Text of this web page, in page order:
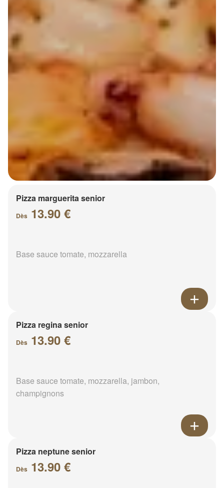
Pizza marguerita senior
Dès 13.90 €
Base sauce tomate, mozzarella
Pizza regina senior
Dès 13.90 €
Base sauce tomate, mozzarella, jambon,
champignons
Pizza neptune senior
Dès 13.90 €